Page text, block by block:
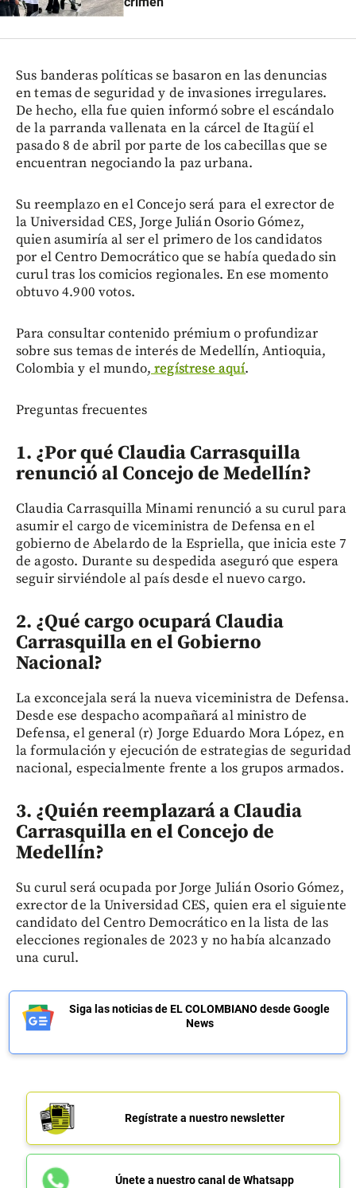
Sus banderas políticas se basaron en las denuncias
en temas de seguridad y de invasiones irregulares.
De hecho, ella fue quien informó sobre el escándalo
de la parranda vallenata en la cárcel de Itagüí el
pasado 8 de abril por parte de los cabecillas que se
encuentran negociando la paz urbana.
Su reemplazo en el Concejo será para el exrector de
la Universidad CES, Jorge Julián Osorio Gómez,
quien asumiría al ser el primero de los candidatos
por el Centro Democrático que se había quedado sin
curul tras los comicios regionales. En ese momento
obtuvo 4.900 votos.
Para consultar contenido prémium o profundizar
sobre sus temas de interés de Medellín, Antioquia,
Colombia y el mundo, regístrese aquí.
Preguntas frecuentes
1. ¿Por qué Claudia Carrasquilla
renunció al Concejo de Medellín?
Claudia Carrasquilla Minami renunció a su curul para
asumir el cargo de viceministra de Defensa en el
gobierno de Abelardo de la Espriella, que inicia este 7
de agosto. Durante su despedida aseguró que espera
seguir sirviéndole al país desde el nuevo cargo.
2. ¿Qué cargo ocupará Claudia
Carrasquilla en el Gobierno
Nacional?
La exconcejala será la nueva viceministra de Defensa.
Desde ese despacho acompañará al ministro de
Defensa, el general (r) Jorge Eduardo Mora López, en
la formulación y ejecución de estrategias de seguridad
nacional, especialmente frente a los grupos armados.
3. ¿Quién reemplazará a Claudia
Carrasquilla en el Concejo de
Medellín?
Su curul será ocupada por Jorge Julián Osorio Gómez,
exrector de la Universidad CES, quien era el siguiente
candidato del Centro Democrático en la lista de las
elecciones regionales de 2023 y no había alcanzado
una curul.
Siga las noticias de EL COLOMBIANO desde Google
News
Regístrate a nuestro newsletter
Únete a nuestro canal de Whatsapp